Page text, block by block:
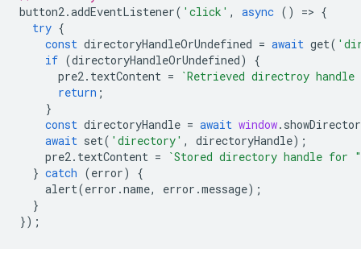
button2.addEventListener( 'click' , async () => {
try {
const directoryHandleOrUndefined = await get(
if (directoryHandleOrUndefined)
{
pre2. textContent =
`Retrieved directroy
return ;
}
const directoryHandle = await window.
await set( 'directory' , directoryHandle);
pre2. textContent =
`Stored directory handle for "
} catch (error)
{
alert(error .name, error .message);
}
});